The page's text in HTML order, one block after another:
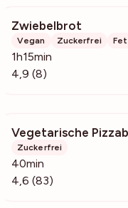
Zwiebelbrot
Vegan Zuckerfrei
1h15min
4,9 (8)
Vegetarische
Zuckerfrei
40min
4,6 (83)